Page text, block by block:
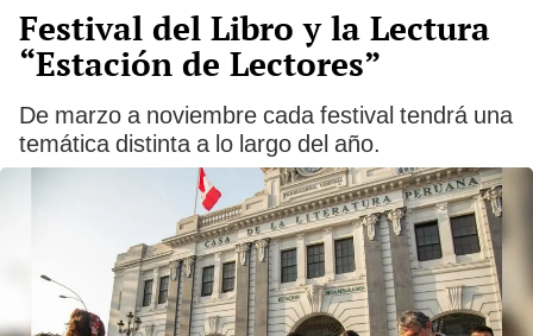
Festival del Libro y la Lectura
“Estación de Lectores”
De marzo a noviembre cada festival tendrá una
temática distinta a lo largo del año.